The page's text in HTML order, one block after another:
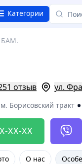
Категории
БАМ.
отзыв ул.
м. Борисовский тракт
XX-XX
О нас